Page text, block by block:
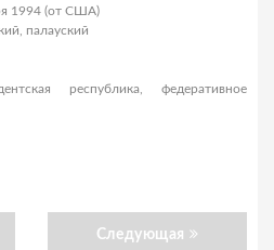
1994 (от США)
палауский
республика, федеративное
Следующая